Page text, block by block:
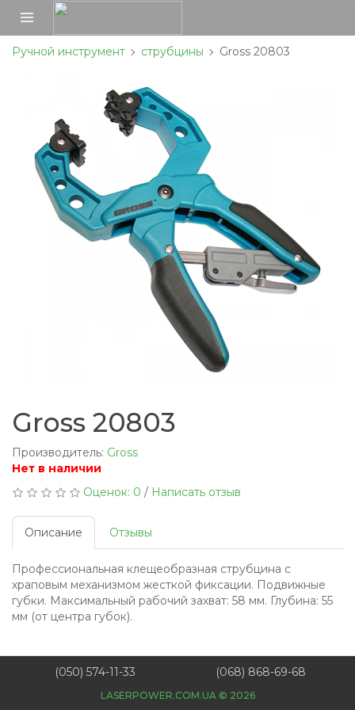
Ручной инструмент струбцины Gross 20803
Gross 20803
Производитель: Gross
Нет в наличии
Оценок: 0 / Написать отзыв
Описание Отзывы
Профессиональная клещеобразная струбцина с
храповым механизмом жесткой фиксации. Подвижные
губки. Максимальный рабочий захват: 58 мм. Глубина: 55
мм (от центра губок).
(050) 574-11-33 (068) 868-69-68
LASERPOWER.COM.UA © 2026